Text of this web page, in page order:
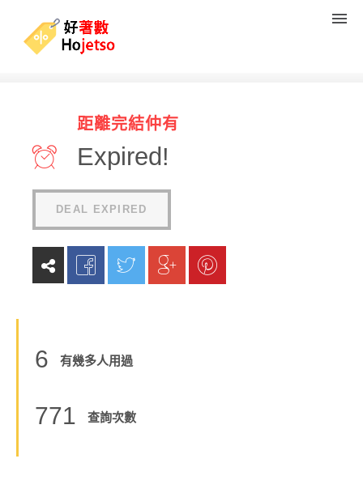
Lenovo eShop Notebook低
至8折＋送$400 CitySuper 現
金劵＋3天特快免費送貨
(0 reviews)
距離完結仲有
Expired!
DEAL EXPIRED
6 有幾多人用過
771 查詢次數